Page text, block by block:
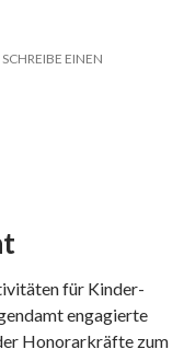
SCHREIBE EINEN
für Kinder-
engagierte
Honorarkräfte zum